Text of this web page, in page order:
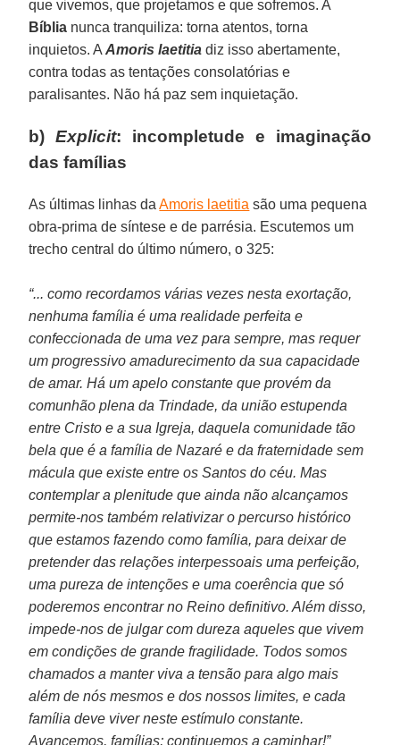
que vivemos, que projetamos e que sofremos. A
Bíblia nunca tranquiliza: torna atentos, torna
inquietos. AAmoris laetitia diz isso abertamente,
contra todas as tentações consolatórias e
paralisantes. Não há paz sem inquietação.
b)Explicit: incompletude e imaginação
das famílias
As últimas linhas daAmoris laetitia são uma pequena
obra-prima de síntese e de parrésia. Escutemos um
trecho central do último número, o 325:
“... como recordamos várias vezes nesta exortação,
nenhuma família é uma realidade perfeita e
confeccionada de uma vez para sempre, mas requer
um progressivo amadurecimento da sua capacidade
de amar. Há um apelo constante que provém da
comunhão plena da Trindade, da união estupenda
entre Cristo e a sua Igreja, daquela comunidade tão
bela que é a família de Nazaré e da fraternidade sem
mácula que existe entre os Santos do céu. Mas
contemplar a plenitude que ainda não alcançamos
permite-nos também relativizar o percurso histórico
que estamos fazendo como família, para deixar de
pretender das relações interpessoais uma perfeição,
uma pureza de intenções e uma coerência que só
poderemos encontrar no Reino definitivo. Além disso,
impede-nos de julgar com dureza aqueles que vivem
em condições de grande fragilidade. Todos somos
chamados a manter viva a tensão para algo mais
além de nós mesmos e dos nossos limites, e cada
família deve viver neste estímulo constante.
Avancemos, famílias; continuemos a caminhar!”